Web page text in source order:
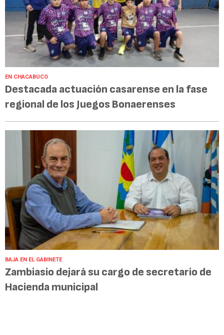
EN CHACABUCO
Destacada actuación casarense en la fase
regional de los Juegos Bonaerenses
BAJA EN EL GABINETE
Zambiasio dejará su cargo de secretario de
Hacienda municipal